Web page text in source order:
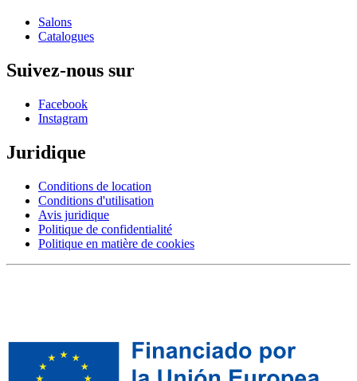
Salons
Catalogues
Suivez-nous sur
Facebook
Instagram
Juridique
Conditions de location
Conditions d'utilisation
Avis juridique
Politique de confidentialité
Politique en matière de cookies